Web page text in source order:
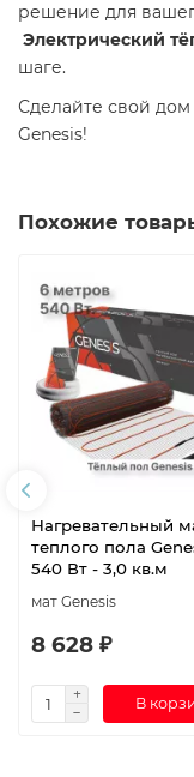
решение для
Электрический
шаге.
Сделайте свой
Genesis!
Похожие
Нагревательный
теплого пола
540 Вт - 3,0 кв.м
мат Genesis
8 628 ₽
В